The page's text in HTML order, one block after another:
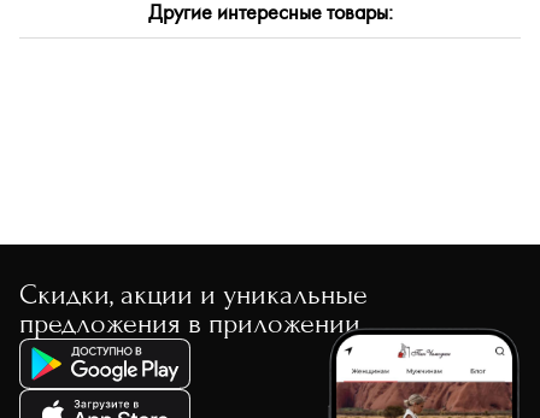
По размеру скидки
Другие интересные товары:
Скидки, акции и уникальные
предложения в приложении